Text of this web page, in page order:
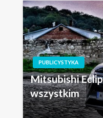
PUBLICYSTYKA
Mitsubishi
wszystkim